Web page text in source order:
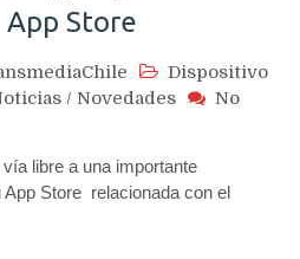
Store
Dispositivo
/ Novedades
No
libre a una importante
Store relacionada con el